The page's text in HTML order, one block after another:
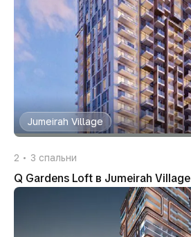
Jumeirah Village
2 3 спальни
Q Gardens Loft в Jumeirah Village